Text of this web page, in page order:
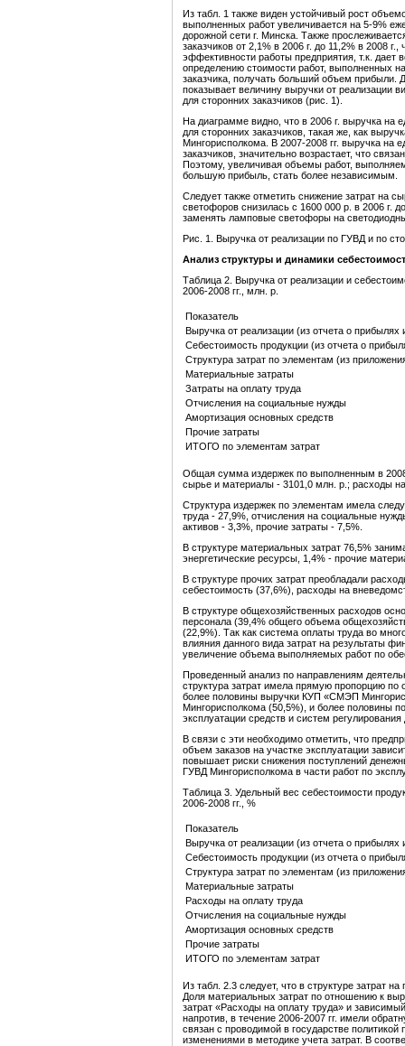
Из табл. 1 также виден устойчивый рост
выполненных работ увеличивается на 5-9%
дорожной сети г. Минска. Также
заказчиков от 2,1% в 2006 г. до 11,2% в 2008
эффективности работы предприятия, т.к. дает
определению стоимости работ, выполненных
заказчика, получать больший объем прибыли.
показывает величину выручки от реализации
для сторонних заказчиков (рис. 1).
На диаграмме видно, что в 2006 г. выручка на
для сторонних заказчиков, такая же, как
Мингорисполкома. В 2007-2008 гг. выручка на
заказчиков, значительно возрастает, что
Поэтому, увеличивая объемы работ,
большую прибыль, стать более независимым.
Следует также отметить снижение затрат на
светофоров снизилась с 1600 000 р. в 2006 г.
заменять ламповые светофоры на
Рис. 1. Выручка от реализации по ГУВД и по
Анализ структуры и динамики
Таблица 2. Выручка от реализации и
2006-2008 гг., млн. р.
Показатель
Выручка от реализации (из отчета о
Себестоимость продукции (из отчета о
Структура затрат по элементам (из
Материальные затраты
Затраты на оплату труда
Отчисления на социальные нужды
Амортизация основных средств
Прочие затраты
ИТОГО по элементам затрат
Общая сумма издержек по выполненным в
сырье и материалы - 3101,0 млн. р.; расходы
Структура издержек по элементам имела
труда - 27,9%, отчисления на социальные
активов - 3,3%, прочие затраты - 7,5%.
В структуре материальных затрат 76,5%
энергетические ресурсы, 1,4% - прочие
В структуре прочих затрат преобладали
себестоимость (37,6%), расходы на
В структуре общехозяйственных расходов
персонала (39,4% общего объема
(22,9%). Так как система оплаты труда во
влияния данного вида затрат на результаты
увеличение объема выполняемых работ по
Проведенный анализ по направлениям
структура затрат имела прямую пропорцию
более половины выручки КУП «СМЭП
Мингорисполкома (50,5%), и более половины
эксплуатации средств и систем
В связи с эти необходимо отметить, что
объем заказов на участке эксплуатации
повышает риски снижения поступлений
ГУВД Мингорисполкома в части работ по
Таблица 3. Удельный вес себестоимости
2006-2008 гг., %
Показатель
Выручка от реализации (из отчета о
Себестоимость продукции (из отчета о
Структура затрат по элементам (из
Материальные затраты
Расходы на оплату труда
Отчисления на социальные нужды
Амортизация основных средств
Прочие затраты
ИТОГО по элементам затрат
Из табл. 2.3 следует, что в структуре затрат
Доля материальных затрат по отношению к
затрат «Расходы на оплату труда» и
напротив, в течение 2006-2007 гг. имели
связан с проводимой в государстве
изменениями в методике учета затрат. В